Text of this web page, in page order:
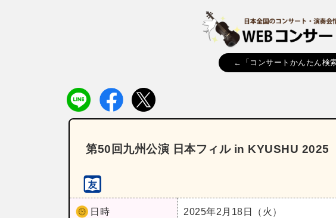
←「コンサートかんたん検
第50回九州公演 日本フィル in KYUSHU 2025
日時
2025年2月18日（火）